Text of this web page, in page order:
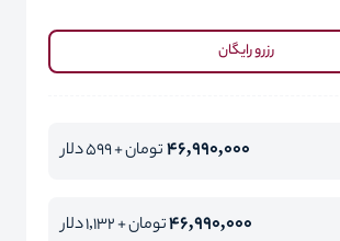
رزرو رایگان
46,990,000تومان + 599 دلار
46,990,000تومان + 1,132 دلار